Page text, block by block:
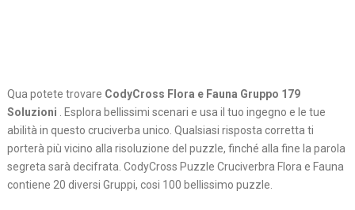
Qua potete trovare CodyCross Flora e Fauna Gruppo 179
Soluzioni . Esplora bellissimi scenari e usa il tuo ingegno e le tue
abilità in questo cruciverba unico. Qualsiasi risposta corretta ti
porterà più vicino alla risoluzione del puzzle, finché alla fine la parola
segreta sarà decifrata. CodyCross Puzzle Cruciverbra Flora e Fauna
contiene 20 diversi Gruppi, cosi 100 bellissimo puzzle.